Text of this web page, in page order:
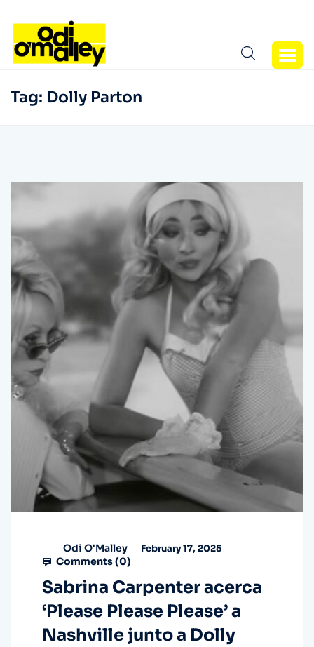
Tag: Dolly Parton
Odi O'Malley February 17, 2025
Comments (0)
Sabrina Carpenter acerca
‘Please Please Please’ a
Nashville junto a Dolly